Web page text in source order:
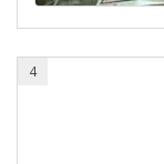
4